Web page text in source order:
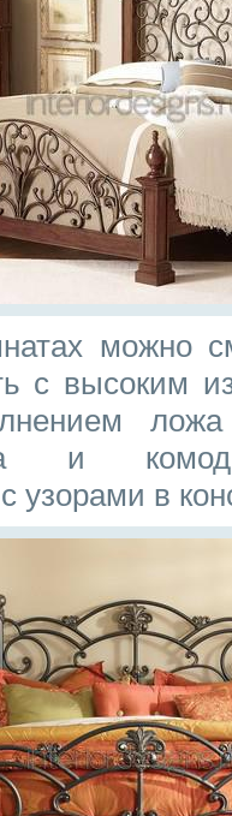
можно
с высоким
ложа
и
узорами в